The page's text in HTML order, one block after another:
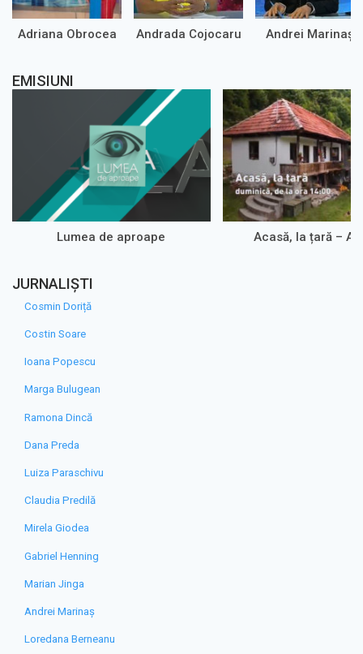
Adriana Obrocea Andrada Cojocaru Andrei Marinaș
EMISIUNI
Lumea de aproape Acasă, la țară –
JURNALIȘTI
Cosmin Doriță
Costin Soare
Ioana Popescu
Marga Bulugean
Ramona Dincă
Dana Preda
Luiza Paraschivu
Claudia Predilă
Mirela Giodea
Gabriel Henning
Marian Jinga
Andrei Marinaș
Loredana Berneanu